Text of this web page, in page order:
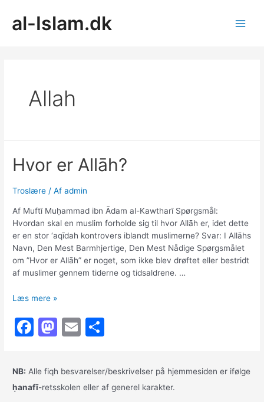
indholdet
al-Islam.dk
Allah
Hvor er Allāh?
Troslære / Afadmin
Af Muftī Muḥammad ibn Ādam al-Kawtharī Spørgsmål:
Hvordan skal en muslim forholde sig til hvor Allāh er, idet dette
er en stor ‘aqīdah kontrovers iblandt muslimerne? Svar: I Allāhs
Navn, Den Mest Barmhjertige, Den Mest Nådige Spørgsmålet
om ”Hvor er Allāh” er noget, som ikke blev drøftet eller bestridt
af muslimer gennem tiderne og tidsaldrene. …
Hvor
Allāh?
Læs mere »
F
c
e
M
st
o
E
ai
l
ar
e
NB: Alle fiqh besvarelser/beskrivelser på hjemmesiden er ifølge
ḥanafī-retsskolen eller af generel karakter.